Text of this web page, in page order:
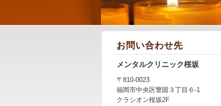
お問い合わせ先
メンタルクリニック桜坂
〒810-0023
福岡市中央区警固３丁目６-1
クラシオン桜坂2F